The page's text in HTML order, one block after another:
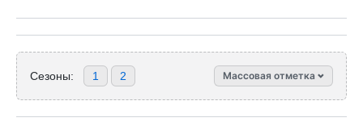
Сезоны: 1 2 Массовая отметка